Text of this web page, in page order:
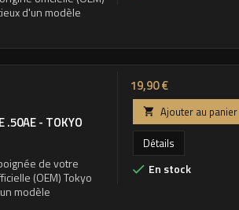
d'un modèle
.50AE - TOKYO
de votre
(OEM) Tokyo
modèle
Prix
19,90 €

Ajouter au panier
Détails
 En stock